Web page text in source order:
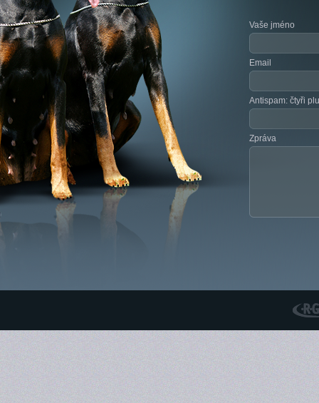
Vaše jméno
Email
Antispam: čtyři
Zpráva